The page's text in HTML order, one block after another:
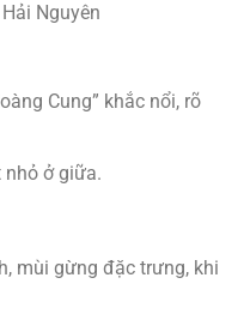
Nguyên
Cung” khắc nổi, rõ
nhỏ ở giữa.
mùi gừng đặc trưng, khi